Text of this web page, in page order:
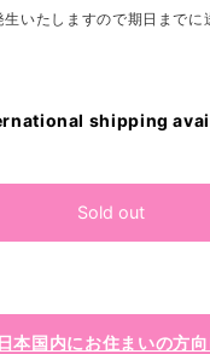
いたしますので期日までに
shipping
Sold out
日本国内にお住まいの方